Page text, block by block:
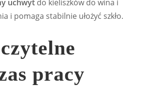
uchwyt do kieliszków do wina i
i pomaga stabilnie ułożyć szkło.
pracy